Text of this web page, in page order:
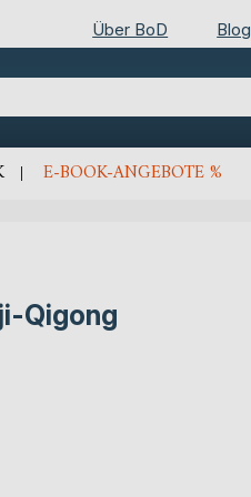
Über BoD Blog
E-BOOK-ANGEBOTE %
Qigong